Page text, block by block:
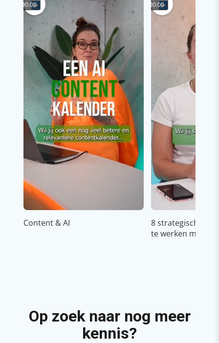
00:00
Content & AI
00:00
8 strategische
te werken met
Op zoek naar nog meer
kennis?